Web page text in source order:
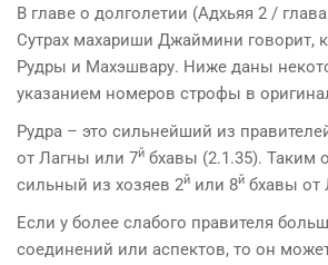
В главе о долголетии (Адхьяя 2 /
Сутрах махариши Джаймини говорит,
Рудры и Махэшвару. Ниже даны
указанием номеров строфы в
Рудра – это сильнейший из
от Лагны или 7й бхавы (2.1.35). Таким
сильный из хозяев 2й или 8й бхавы от
Если у более слабого правителя
соединений или аспектов, то он